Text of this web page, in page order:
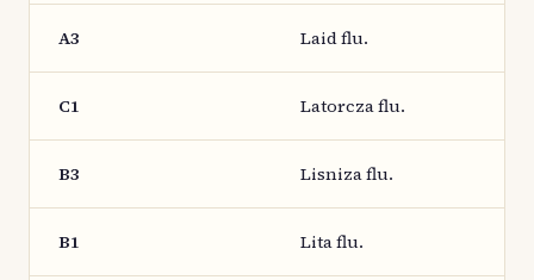
A3 Laid flu.
C1 Latorcza flu.
B3 Lisniza flu.
B1 Lita flu.